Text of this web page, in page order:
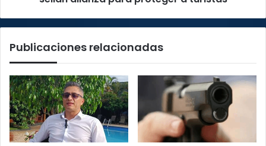
Publicaciones relacionadas